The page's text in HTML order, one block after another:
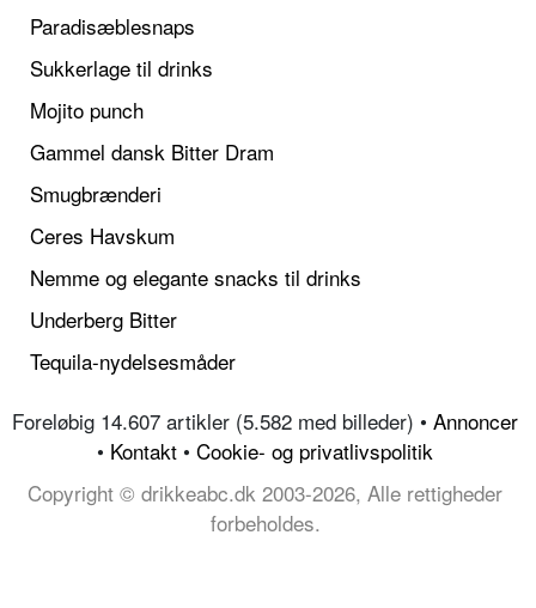
Paradisæblesnaps
Sukkerlage til drinks
Mojito punch
Gammel dansk Bitter Dram
Smugbrænderi
Ceres Havskum
Nemme og elegante snacks til drinks
Underberg Bitter
Tequila-nydelsesmåder
Foreløbig 14.607 artikler (5.582 med billeder) • Annoncer
• Kontakt • Cookie- og privatlivspolitik
Copyright © drikkeabc.dk 2003-2026, Alle rettigheder
forbeholdes.